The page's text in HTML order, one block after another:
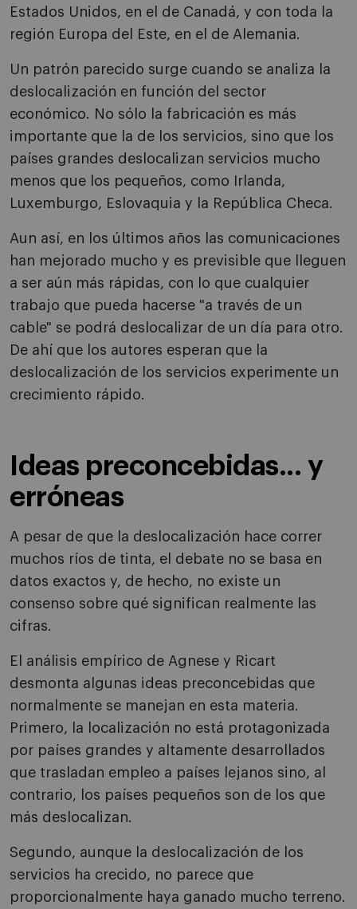
Estados Unidos, en el de Canadá, y con toda la
región Europa del Este, en el de Alemania.
Un patrón parecido surge cuando se analiza la
deslocalización en función del sector
económico. No sólo la fabricación es más
importante que la de los servicios, sino que los
países grandes deslocalizan servicios mucho
menos que los pequeños, como Irlanda,
Luxemburgo, Eslovaquia y la República Checa.
Aun así, en los últimos años las comunicaciones
han mejorado mucho y es previsible que lleguen
a ser aún más rápidas, con lo que cualquier
trabajo que pueda hacerse "a través de un
cable" se podrá deslocalizar de un día para otro.
De ahí que los autores esperan que la
deslocalización de los servicios experimente un
crecimiento rápido.
Ideas preconcebidas... y
erróneas
A pesar de que la deslocalización hace correr
muchos ríos de tinta, el debate no se basa en
datos exactos y, de hecho, no existe un
consenso sobre qué significan realmente las
cifras.
El análisis empírico de Agnese y Ricart
desmonta algunas ideas preconcebidas que
normalmente se manejan en esta materia.
Primero, la localización no está protagonizada
por países grandes y altamente desarrollados
que trasladan empleo a países lejanos sino, al
contrario, los países pequeños son de los que
más deslocalizan.
Segundo, aunque la deslocalización de los
servicios ha crecido, no parece que
proporcionalmente haya ganado mucho terreno.